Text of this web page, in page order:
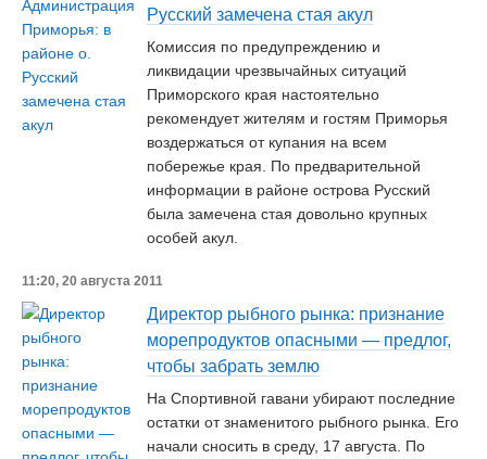
Русский замечена стая акул
Комиссия по предупреждению и
ликвидации чрезвычайных ситуаций
Приморского края настоятельно
рекомендует жителям и гостям Приморья
воздержаться от купания на всем
побережье края. По предварительной
информации в районе острова Русский
была замечена стая довольно крупных
особей акул.
11:20, 20 августа 2011
Директор рыбного рынка: признание
морепродуктов опасными — предлог,
чтобы забрать землю
На Спортивной гавани убирают последние
остатки от знаменитого рыбного рынка. Его
начали сносить в среду, 17 августа. По